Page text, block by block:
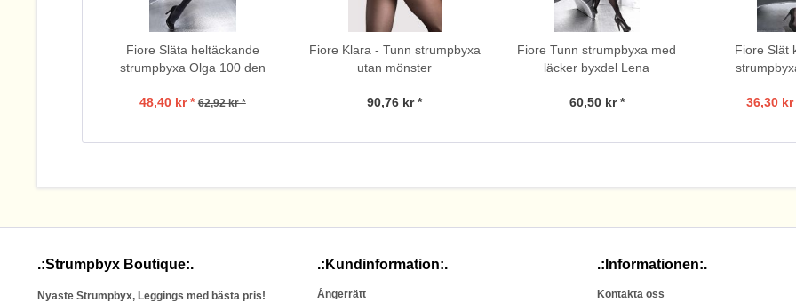
Fiore Släta heltäckande
strumpbyxa Olga 100 den
48,40 kr * 62,92 kr *
Fiore Klara - Tunn strumpbyxa
utan mönster
90,76 kr *
Fiore Tunn strumpbyxa med
läcker byxdel Lena
60,50 kr *
Fiore Slät
36,30 kr
.:Strumpbyx Boutique:.
Nyaste Strumpbyx, Leggings med bästa pris!
.:Kundinformation:.
Ångerrätt
.:Informationen:.
Kontakta oss